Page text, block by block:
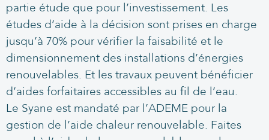
partie étude que pour l’investissement. Les
études d’aide à la décision sont prises en charge
jusqu’à 70% pour vérifier la faisabilité et le
dimensionnement des installations d’énergies
renouvelables. Et les travaux peuvent bénéficier
d’aides forfaitaires accessibles au fil de l’eau.
Le Syane est mandaté par l’ADEME pour la
gestion de l’aide chaleur renouvelable. Faites